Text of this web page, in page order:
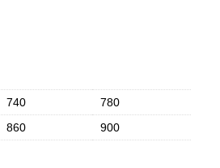
740
780
860 900